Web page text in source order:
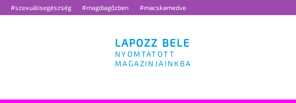
#szexuálisegészség #magdiagőzben #macskamedve
LAPOZZ BELE
NYOMTATOTT
MAGAZINJAINKBA